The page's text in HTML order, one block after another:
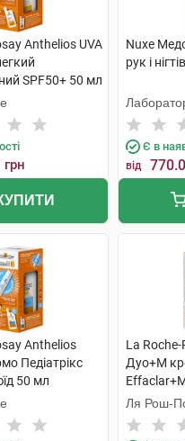
Anthelios UVA
SPF50+ 50 мл
вода 50 мл 1
грн
Nuxe
рук і
Є в
від
Anthelios
Педіатрікс
50 мл
50 мл 1
La
Дуо+М
набір
Ля Рош-